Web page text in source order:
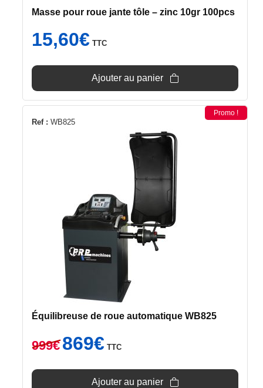
Masse pour roue jante tôle – zinc 10gr 100pcs
15,60€ TTC
Ajouter au panier
Ref : WB825
Promo !
Équilibreuse de roue automatique WB825
999€
Le
prix
869€prix
est :
TTC
Ajouter au panier